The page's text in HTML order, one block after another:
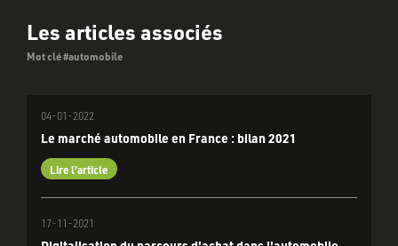
Les articles associés
Mot clé#automobile
04-01-2022
Le marché automobile en France : bilan 2021
Lire l'article
17-11-2021